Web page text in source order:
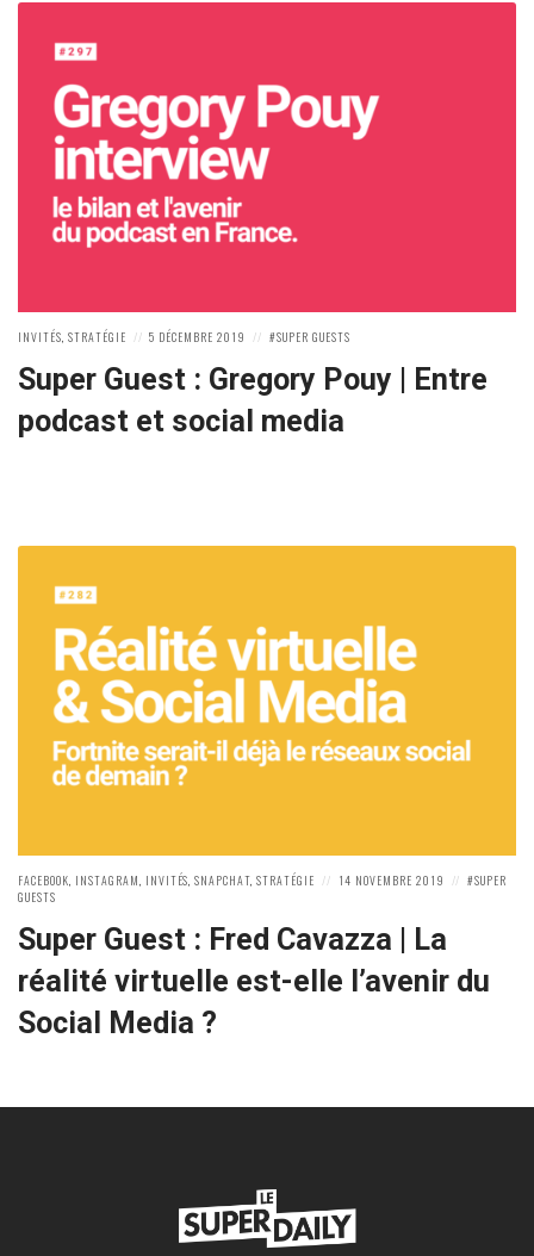
POSTED
INVITÉS, STRATÉGIE
POSTED
5 DÉCEMBRE 2019
POSTED
SUPER GUESTS
Super Guest : Gregory Pouy | Entre
podcast et social media
POSTED
IN:
FACEBOOK, INSTAGRAM, INVITÉS,SNAPCHAT,STRATÉGIE
POSTED
14 NOVEMBRE 2019
POSTED
SUPER
GUESTS
Super Guest : Fred Cavazza | La
réalité virtuelle est-elle l’avenir du
Social Media ?